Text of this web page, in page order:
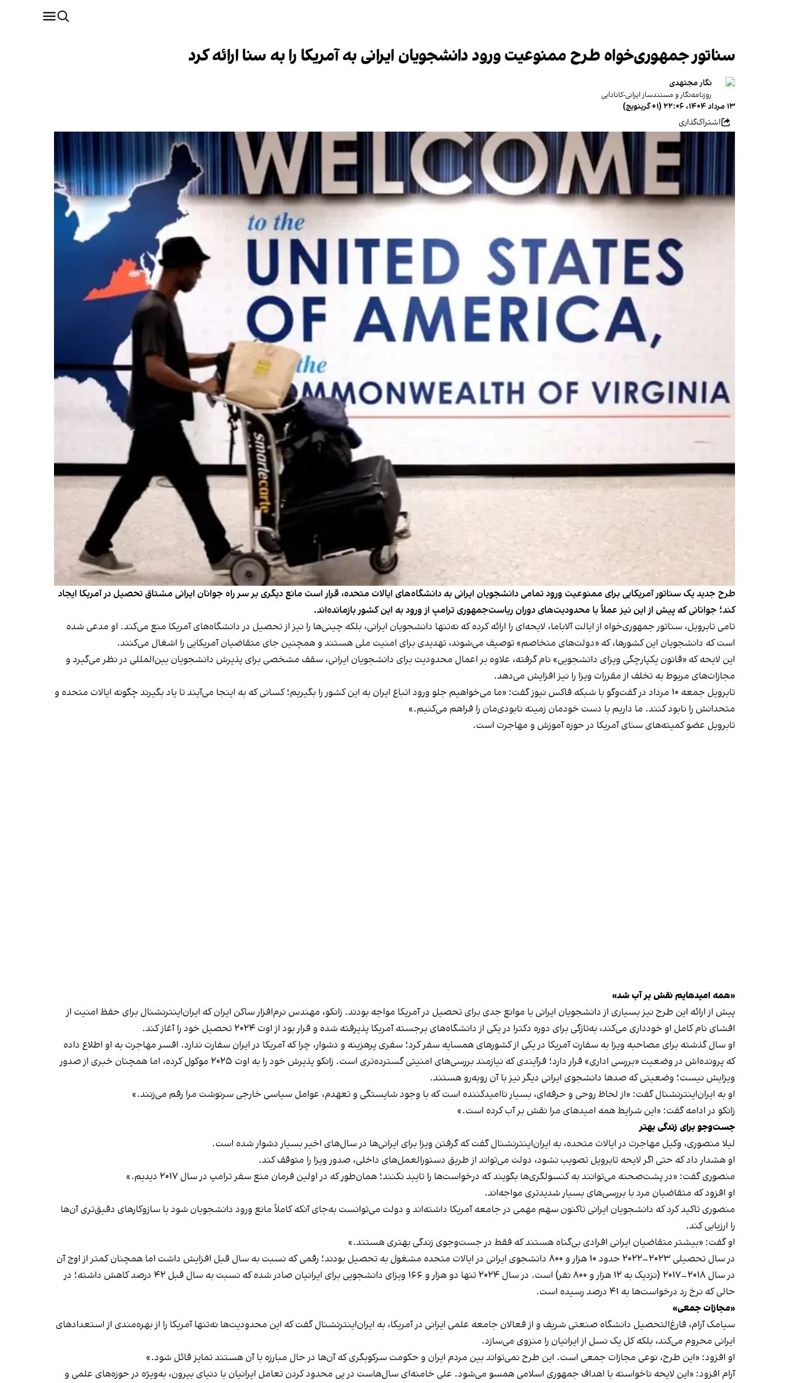
سناتور جمهوری‌خواه طرح ممنوعیت ورود دانشجویان ایرانی به آمریکا را به سنا ارائه کرد
نگار مجتهدی
روزنامه‌نگار و مستندساز ایرانی-کانادایی
۱۳ مرداد ۱۴۰۴، ۲۲:۰۶ (‎+۱ گرینویچ)
اشتراک‌گذاری
طرح جدید یک سناتور آمریکایی برای ممنوعیت ورود تمامی دانشجویان ایرانی به دانشگاه‌های ایالات متحده، قرار است مانع دیگری بر سر راه جوانان ایرانی مشتاق تحصیل در آمریکا ایجاد
کند؛ جوانانی که پیش از این نیز عملاً با محدودیت‌های دوران ریاست‌جمهوری ترامپ از ورود به این کشور بازمانده‌اند.
تامی تابرویل، سناتور جمهوری‌خواه از ایالت آلاباما، لایحه‌ای را ارائه کرده که نه‌تنها دانشجویان ایرانی، بلکه چینی‌ها را نیز از تحصیل در دانشگاه‌های آمریکا منع می‌کند. او مدعی شده
است که دانشجویان این کشورها، که «دولت‌های متخاصم» توصیف می‌شوند، تهدیدی برای امنیت ملی هستند و همچنین جای متقاضیان آمریکایی را اشغال می‌کنند.
این لایحه که «قانون یکپارچگی ویزای دانشجویی» نام گرفته، علاوه بر اعمال محدودیت برای دانشجویان ایرانی، سقف مشخصی برای پذیرش دانشجویان بین‌المللی در نظر می‌گیرد و
مجازات‌های مربوط به تخلف از مقررات ویزا را نیز افزایش می‌دهد.
تابرویل جمعه ۱۰ مرداد در گفت‌وگو با شبکه فاکس نیوز گفت: «ما می‌خواهیم جلو ورود اتباع ایران به این کشور را بگیریم؛ کسانی که به اینجا می‌آیند تا یاد بگیرند چگونه ایالات متحده و
متحدانش را نابود کنند. ما داریم با دست خودمان زمینه نابودی‌مان را فراهم می‌کنیم.»
تابرویل عضو کمیته‌های سنای آمریکا در حوزه آموزش و مهاجرت است.
«همه امیدهایم نقش بر آب شد»
پیش از ارائه این طرح نیز بسیاری از دانشجویان ایرانی با موانع جدی برای تحصیل در آمریکا مواجه بودند. زانکو، مهندس نرم‌افزار ساکن ایران که ایران‌اینترنشنال برای حفظ امنیت از
افشای نام کامل او خودداری می‌کند، به‌تازگی برای دوره دکترا در یکی از دانشگاه‌های برجسته آمریکا پذیرفته شده و قرار بود از اوت ۲۰۲۴ تحصیل خود را آغاز کند.
او سال گذشته برای مصاحبه ویزا به سفارت آمریکا در یکی از کشورهای همسایه سفر کرد؛ سفری پرهزینه و دشوار، چرا که آمریکا در ایران سفارت ندارد. افسر مهاجرت به او اطلاع داده
که پرونده‌اش در وضعیت «بررسی اداری» قرار دارد؛ فرآیندی که نیازمند بررسی‌های امنیتی گسترده‌تری است. زانکو پذیرش خود را به اوت ۲۰۲۵ موکول کرده، اما همچنان خبری از صدور
ویزایش نیست؛ وضعیتی که صدها دانشجوی ایرانی دیگر نیز با آن روبه‌رو هستند.
او به ایران‌اینترنشنال گفت: «از لحاظ روحی و حرفه‌ای، بسیار ناامیدکننده است که با وجود شایستگی و تعهدم، عوامل سیاسی خارجی سرنوشت مرا رقم می‌زنند.»
زانکو در ادامه گفت: «این شرایط همه امیدهای مرا نقش بر آب کرده است.»
جست‌وجو برای زندگی بهتر
لیلا منصوری، وکیل مهاجرت در ایالات متحده، به ایران‌اینترنشنال گفت که گرفتن ویزا برای ایرانی‌ها در سال‌های اخیر بسیار دشوار شده است.
او هشدار داد که حتی اگر لایحه تابرویل تصویب نشود، دولت می‌تواند از طریق دستورالعمل‌های داخلی، صدور ویزا را متوقف کند.
منصوری گفت: «در پشت‌صحنه می‌توانند به کنسولگری‌ها بگویند که درخواست‌ها را تایید نکنند؛ همان‌طور که در اولین فرمان منع سفر ترامپ در سال ۲۰۱۷ دیدیم.»
او افزود که متقاضیان مرد با بررسی‌های بسیار شدیدتری مواجه‌اند.
منصوری تاکید کرد که دانشجویان ایرانی تاکنون سهم مهمی در جامعه آمریکا داشته‌اند و دولت می‌توانست به‌جای آنکه کاملاً مانع ورود دانشجویان شود با سازوکارهای دقیق‌تری آن‌ها
را ارزیابی کند.
او گفت: «بیشتر متقاضیان ایرانی افرادی بی‌گناه هستند که فقط در جست‌وجوی زندگی بهتری هستند.»
در سال تحصیلی ۲۰۲۳–۲۰۲۲ حدود ۱۰ هزار و ۸۰۰ دانشجوی ایرانی در ایالات متحده مشغول به تحصیل بودند؛ رقمی که نسبت به سال قبل افزایش داشت اما همچنان کمتر از اوج آن
در سال ۲۰۱۸–۲۰۱۷ (نزدیک به ۱۲ هزار و ۸۰۰ نفر) است. در سال ۲۰۲۴ تنها دو هزار و ۱۶۶ ویزای دانشجویی برای ایرانیان صادر شده که نسبت به سال قبل ۴۲ درصد کاهش داشته؛ در
حالی که نرخ رد درخواست‌ها به ۴۱ درصد رسیده است.
«مجازات جمعی»
سیامک آرام، فارغ‌التحصیل دانشگاه صنعتی شریف و از فعالان جامعه علمی ایرانی در آمریکا، به ایران‌اینترنشنال گفت که این محدودیت‌ها نه‌تنها آمریکا را از بهره‌مندی از استعدادهای
ایرانی محروم می‌کند، بلکه کل یک نسل از ایرانیان را منزوی می‌سازد.
او افزود: «این طرح، نوعی مجازات جمعی است. این طرح نمی‌تواند بین مردم ایران و حکومت سرکوبگری که آن‌ها در حال مبارزه با آن هستند تمایز قائل شود.»
آرام افزود: «این لایحه ناخواسته با اهداف جمهوری اسلامی همسو می‌شود. علی خامنه‌ای سال‌هاست در پی محدود کردن تعامل ایرانیان با دنیای بیرون، به‌ویژه در حوزه‌های علمی و